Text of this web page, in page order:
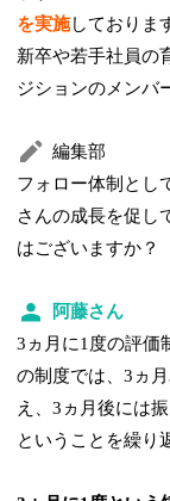
を実施しておりま
新卒や若手社員の
ジションのメンバ
編集部
フォロー体制とし
さんの成長を促し
はございますか？
阿藤さん
3ヵ月に1度の評価
の制度では、3ヵ
え、3ヵ月後には
ということを繰り